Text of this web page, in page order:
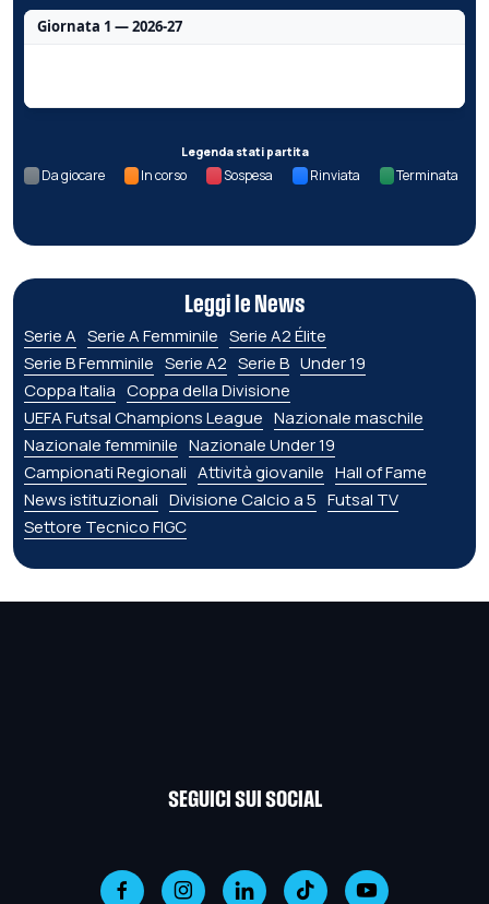
Giornata 1 — 2026-27
Legenda stati partita
Da giocare In corso Sospesa Rinviata Terminata
Leggi le News
Serie A Serie A Femminile Serie A2 Élite
Serie B Femminile Serie A2 Serie B Under 19
Coppa Italia Coppa della Divisione
UEFA Futsal Champions League Nazionale maschile
Nazionale femminile Nazionale Under 19
Campionati Regionali Attività giovanile Hall of Fame
News istituzionali Divisione Calcio a 5 Futsal TV
Settore Tecnico FIGC
SEGUICI SUI SOCIAL